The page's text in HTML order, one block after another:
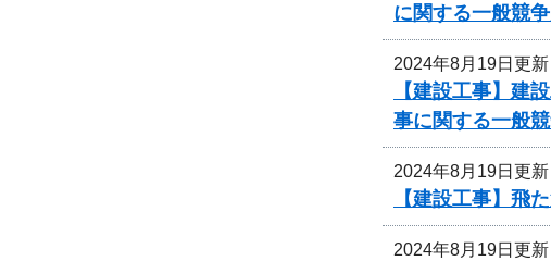
に関する一般競
2024年8月19日更新
【建設工事】
事に関する一般
2024年8月19日更新
【建設工事】
2024年8月19日更新